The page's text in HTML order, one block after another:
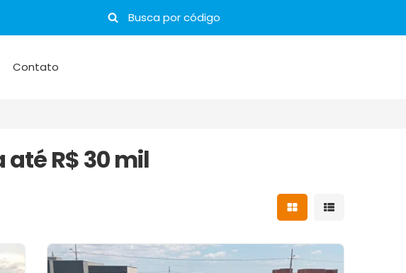
Contato
até R$ 30 mil
Mostrar resultados
Mostrar